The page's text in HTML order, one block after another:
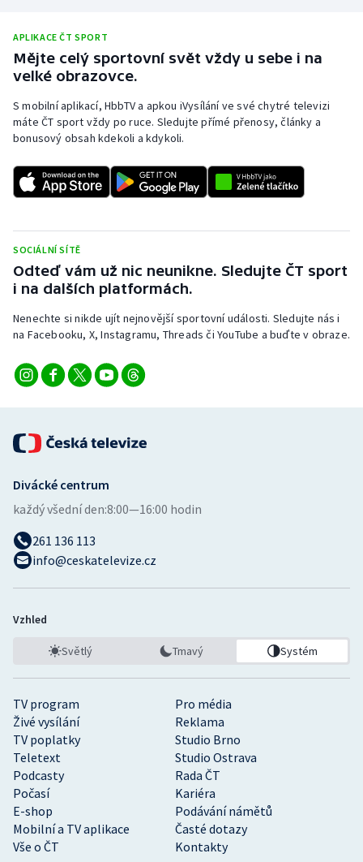
APLIKACE ČT SPORT
Mějte celý sportovní svět vždy u sebe i na
velké obrazovce.
S mobilní aplikací, HbbTV a apkou iVysílání ve své chytré televizi
máte ČT sport vždy po ruce. Sledujte přímé přenosy, články a
bonusový obsah kdekoli a kdykoli.
SOCIÁLNÍ SÍTĚ
Odteď vám už nic neunikne. Sledujte ČT sport
i na dalších platformách.
Nenechte si nikde ujít nejnovější sportovní události. Sledujte nás i
na Facebooku, X, Instagramu, Threads či YouTube a buďte v obraze.
TV program
Pro média
Živé vysílání
Reklama
TV poplatky
Studio Brno
Teletext
Studio Ostrava
Podcasty
Rada ČT
Počasí
Kariéra
E-shop
Podávání námětů
Mobilní a TV aplikace
Časté dotazy
Vše o ČT
Kontakty
Divácké centrum
každý všední den:8:00—16:00 hodin
261 136 113
info@ceskatelevize.cz
Vzhled
Světlý Tmavý Systém